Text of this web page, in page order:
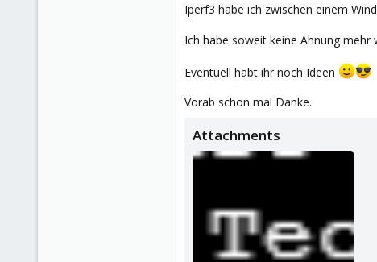
Iperf3 habe ich zwischen einem
Ich habe soweit keine Ahnung mehr
Eventuell habt ihr noch Ideen
Vorab schon mal Danke.
Attachments